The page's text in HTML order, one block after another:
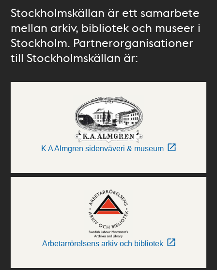
Stockholmskällan är ett samarbete
mellan arkiv, bibliotek och museer i
Stockholm. Partnerorganisationer
till Stockholmskällan är:
K A Almgren sidenväveri & museum
Arbetarrörelsens arkiv och bibliotek